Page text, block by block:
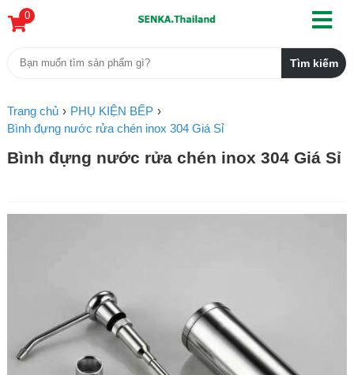
0
Trang chủ
PHỤ KIỆN BẾP
Bình đựng nước rửa chén inox 304 Giá Sỉ
Bình đựng nước rửa chén inox 304 Giá Sỉ